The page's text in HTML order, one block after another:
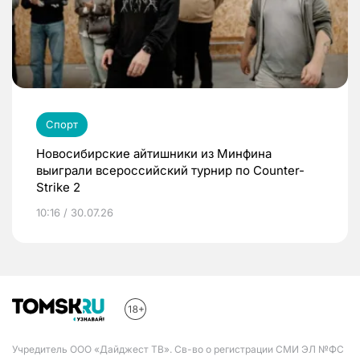
Спорт
Новосибирские айтишники из Минфина
выиграли всероссийский турнир по Counter-
Strike 2
10:16 / 30.07.26
Учредитель ООО «Дайджест ТВ». Св-во о регистрации СМИ ЭЛ №ФС